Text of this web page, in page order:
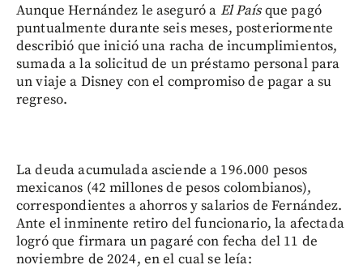
Aunque Hernández le aseguró a El Paísque pagó
puntualmente durante seis meses, posteriormente
describió que inició una racha de incumplimientos,
sumada a la solicitud de un préstamo personal para
un viaje a Disney con el compromiso de pagar a su
regreso.
La deuda acumulada asciende a 196.000 pesos
mexicanos (42 millones de pesos colombianos),
correspondientes a ahorros y salarios de Fernández.
Ante el inminente retiro del funcionario, la afectada
logró que firmara un pagaré con fecha del 11 de
noviembre de 2024, en el cual se leía: